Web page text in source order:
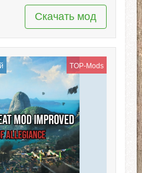
Скачать мод
TOP-Mods